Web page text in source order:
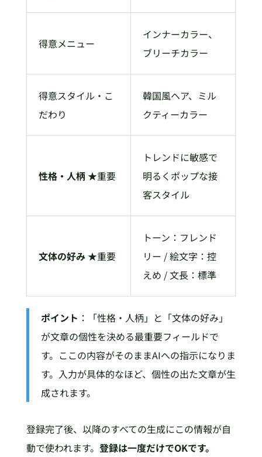
得意メニュー
インナーカラー、
ブリーチカラー
得意スタイル・こ
だわり
韓国風ヘア、ミル
クティーカラー
性格・人柄★重要
トレンドに敏感で
明るくポップな接
客スタイル
文体の好み★重要
トーン：フレンド
リー / 絵文字：控
えめ / 文長：標準
ポイント ：「性格・人柄」と「文体の好み」
が文章の個性を決める最重要フィールドで
す。ここの内容がそのままAIへの指示になりま
す。入力が具体的なほど、個性の出た文章が生
成されます。
登録完了後、以降のすべての生成にこの情報が自
動で使われます。 登録は一度だけでOKです。